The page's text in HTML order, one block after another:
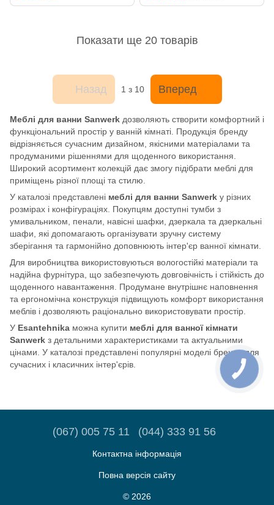
Показати ще 20 товарів
Назад 1 з 10 Вперед
Меблі для ванни Sanwerk дозволяють створити комфортний і
функціональний простір у ванній кімнаті. Продукція бренду
відрізняється сучасним дизайном, якісними матеріалами та
продуманими рішеннями для щоденного використання.
Широкий асортимент колекцій дає змогу підібрати меблі для
приміщень різної площі та стилю.
У каталозі представлені меблі для ванни Sanwerk у різних
розмірах і конфігураціях. Покупцям доступні тумби з
умивальником, пенали, навісні шафки, дзеркала та дзеркальні
шафи, які допомагають організувати зручну систему
зберігання та гармонійно доповнюють інтер'єр ванної кімнати.
Для виробництва використовуються вологостійкі матеріали та
надійна фурнітура, що забезпечують довговічність і стійкість до
щоденного навантаження. Продумане внутрішнє наповнення
та ергономічна конструкція підвищують комфорт використання
меблів і дозволяють раціонально використовувати простір.
У Esantehnika можна купити меблі для ванної кімнати
Sanwerk з детальними характеристиками та актуальними
цінами. У каталозі представлені популярні моделі бренду для
сучасних і класичних інтер'єрів.
(067) 005 75 11 (044) 333 91 56
Контактна інформація
Повна версія сайту
© 2026